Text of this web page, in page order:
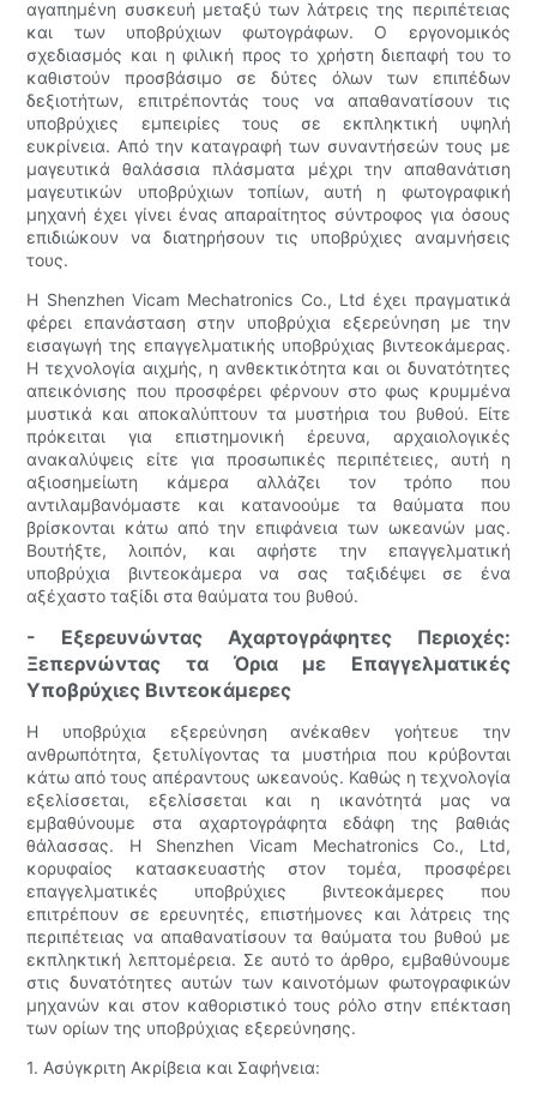
αγαπημένη συσκευή μεταξύ των λάτρεις της περιπέτειας
και των υποβρύχιων φωτογράφων. Ο εργονομικός
σχεδιασμός και η φιλική προς το χρήστη διεπαφή του το
καθιστούν προσβάσιμο σε δύτες όλων των επιπέδων
δεξιοτήτων, επιτρέποντάς τους να απαθανατίσουν τις
υποβρύχιες εμπειρίες τους σε εκπληκτική υψηλή
ευκρίνεια. Από την καταγραφή των συναντήσεών τους με
μαγευτικά θαλάσσια πλάσματα μέχρι την απαθανάτιση
μαγευτικών υποβρύχιων τοπίων, αυτή η φωτογραφική
μηχανή έχει γίνει ένας απαραίτητος σύντροφος για όσους
επιδιώκουν να διατηρήσουν τις υποβρύχιες αναμνήσεις
τους.
Η Shenzhen Vicam Mechatronics Co., Ltd έχει πραγματικά
φέρει επανάσταση στην υποβρύχια εξερεύνηση με την
εισαγωγή της επαγγελματικής υποβρύχιας βιντεοκάμερας.
Η τεχνολογία αιχμής, η ανθεκτικότητα και οι δυνατότητες
απεικόνισης που προσφέρει φέρνουν στο φως κρυμμένα
μυστικά και αποκαλύπτουν τα μυστήρια του βυθού. Είτε
πρόκειται για επιστημονική έρευνα, αρχαιολογικές
ανακαλύψεις είτε για προσωπικές περιπέτειες, αυτή η
αξιοσημείωτη κάμερα αλλάζει τον τρόπο που
αντιλαμβανόμαστε και κατανοούμε τα θαύματα που
βρίσκονται κάτω από την επιφάνεια των ωκεανών μας.
Βουτήξτε, λοιπόν, και αφήστε την επαγγελματική
υποβρύχια βιντεοκάμερα να σας ταξιδέψει σε ένα
αξέχαστο ταξίδι στα θαύματα του βυθού.
- Εξερευνώντας Αχαρτογράφητες Περιοχές:
Ξεπερνώντας τα Όρια με Επαγγελματικές
Υποβρύχιες Βιντεοκάμερες
Η υποβρύχια εξερεύνηση ανέκαθεν γοήτευε την
ανθρωπότητα, ξετυλίγοντας τα μυστήρια που κρύβονται
κάτω από τους απέραντους ωκεανούς. Καθώς η τεχνολογία
εξελίσσεται, εξελίσσεται και η ικανότητά μας να
εμβαθύνουμε στα αχαρτογράφητα εδάφη της βαθιάς
θάλασσας. Η Shenzhen Vicam Mechatronics Co., Ltd,
κορυφαίος κατασκευαστής στον τομέα, προσφέρει
επαγγελματικές υποβρύχιες βιντεοκάμερες που
επιτρέπουν σε ερευνητές, επιστήμονες και λάτρεις της
περιπέτειας να απαθανατίσουν τα θαύματα του βυθού με
εκπληκτική λεπτομέρεια. Σε αυτό το άρθρο, εμβαθύνουμε
στις δυνατότητες αυτών των καινοτόμων φωτογραφικών
μηχανών και στον καθοριστικό τους ρόλο στην επέκταση
των ορίων της υποβρύχιας εξερεύνησης.
1. Ασύγκριτη Ακρίβεια και Σαφήνεια: